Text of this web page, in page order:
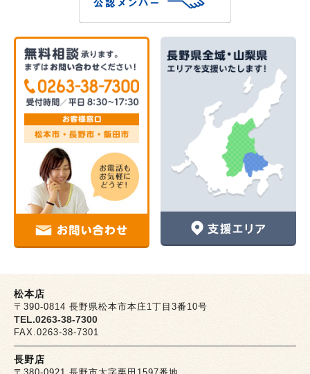
松本店
〒390-0814 長野県松本市本庄1丁目3番10号
TEL.0263-38-7300
FAX.0263-38-7301
長野店